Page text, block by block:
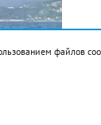
файлов